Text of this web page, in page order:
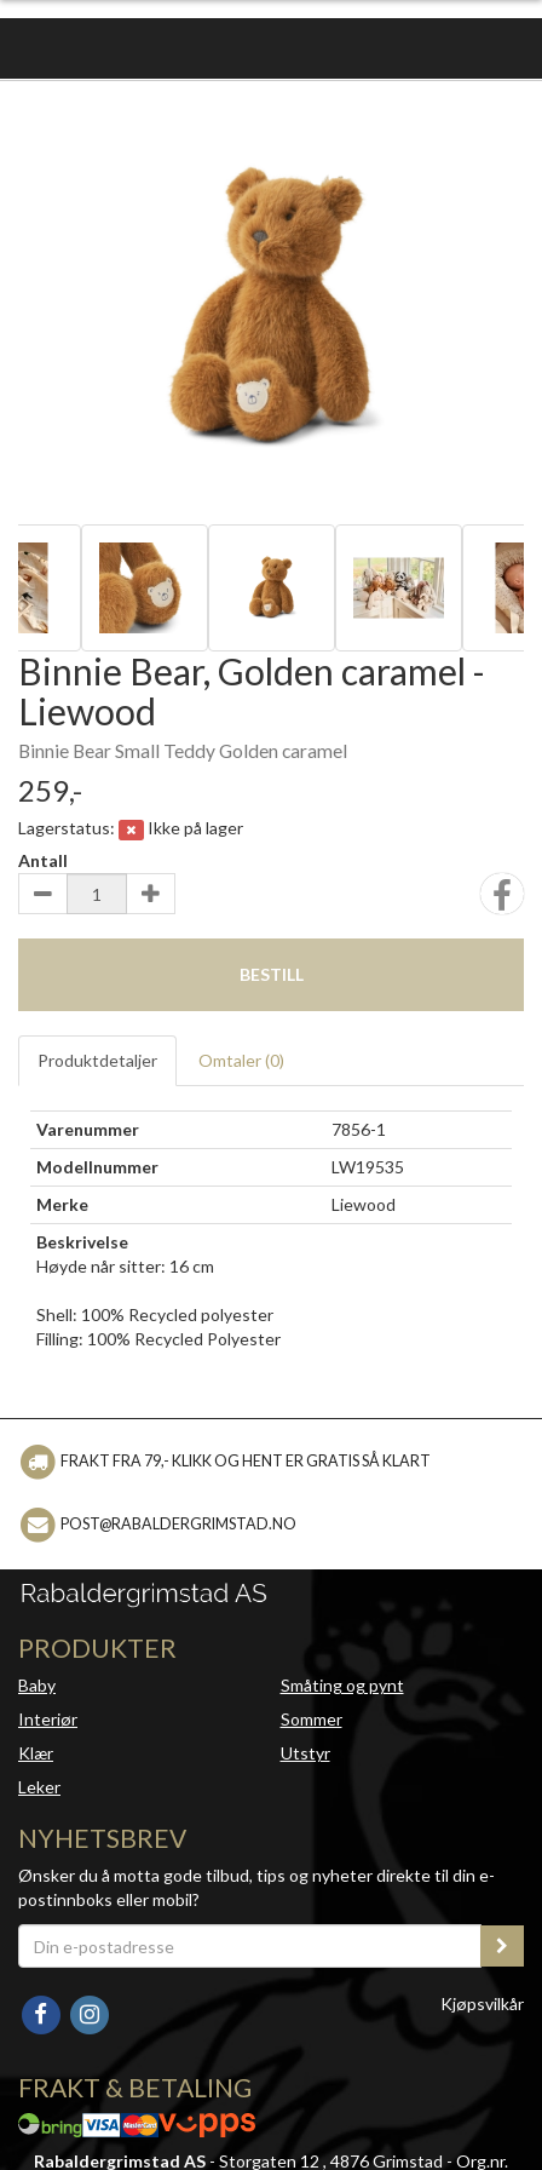
Binnie Bear, Golden caramel -
Liewood
Binnie Bear Small Teddy Golden caramel
259,-
Lagerstatus:
Ikke på lager
Antall
BESTILL
Produktdetaljer Omtaler (0)
Varenummer
7856-1
Modellnummer
LW19535
Merke
Liewood
Beskrivelse
Høyde når sitter: 16 cm
Shell: 100% Recycled polyester
Filling: 100% Recycled Polyester
FRAKT FRA 79,- KLIKK OG HENT ER GRATIS SÅ KLART
POST@RABALDERGRIMSTAD.NO
PRODUKTER
Baby
Interiør
Klær
Leker
Småting og pynt
Sommer
Utstyr
NYHETSBREV
Ønsker du å motta gode tilbud, tips og nyheter direkte til din e-
postinnboks eller mobil?
Kjøpsvilkår
FRAKT & BETALING
Rabaldergrimstad AS - Storgaten 12 , 4876 Grimstad - Org.nr.